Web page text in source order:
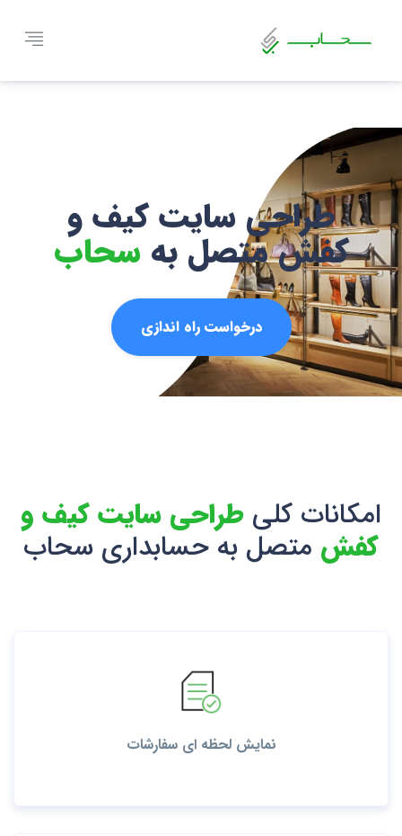
طراحی سایت کیف و
کفش متصل به سحاب
درخواست راه اندازی
امکانات کلی طراحی سایت کیف و
کفش متصل به حسابداری سحاب
نمایش لحظه ای سفارشات